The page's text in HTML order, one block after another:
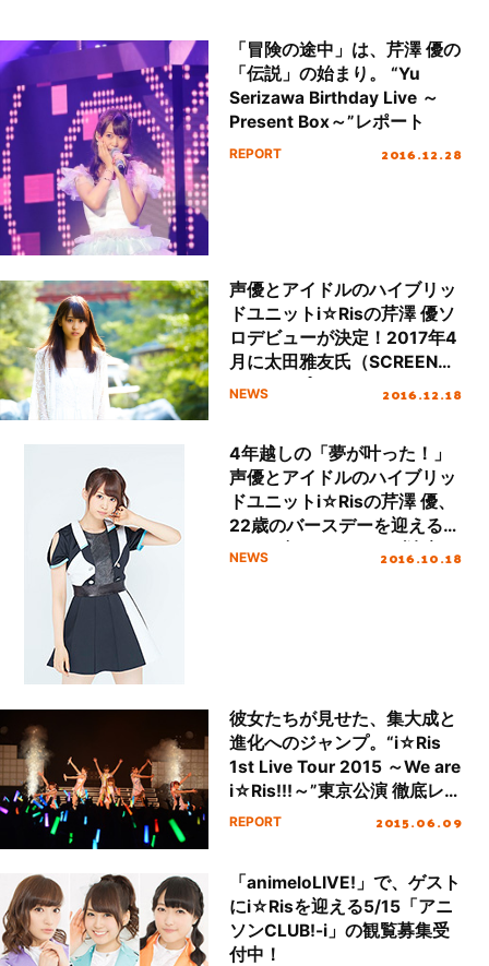
「冒険の途中」は、芹澤 優の
「伝説」の始まり。 “Yu
Serizawa Birthday Live ～
Present Box～”レポート
REPORT 2016.12.28
声優とアイドルのハイブリッ
ドユニットi☆Risの芹澤 優ソ
ロデビューが決定！2017年4
月に太田雅友氏（SCREEN
mode）プロデュースでミニ
NEWS 2016.12.18
4年越しの「夢が叶った！」
声優とアイドルのハイブリッ
ドユニットi☆Risの芹澤 優、
22歳のバースデーを迎える
12月に初のソロライブ決定！
NEWS 2016.10.18
彼女たちが見せた、集大成と
進化へのジャンプ。“i☆Ris
1st Live Tour 2015 ～We are
i☆Ris!!!～”東京公演 徹底レポ
ート！
REPORT 2015.06.09
「animeloLIVE!」で、ゲスト
にi☆Risを迎える5/15「アニ
ソンCLUB!-i」の観覧募集受
付中！